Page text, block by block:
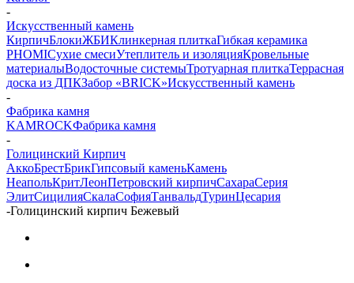
-
Искусственный камень
КирпичБлокиЖБИКлинкерная плиткаГибкая керамика
PHOMIСухие смесиУтеплитель и изоляцияКровельные
материалыВодосточные системыТротуарная плиткаТеррасная
доска из ДПКЗабор «‎BRICK»‎Искусственный камень
-
Фабрика камня
KAMROCKФабрика камня
-
Голицинский Кирпич
АккоБрестБрикГипсовый каменьКамень
НеапольКритЛеонПетровский кирпичСахараСерия
ЭлитСицилияСкалаСофияТанвальдТуринЦесария
-Голицинский кирпич Бежевый